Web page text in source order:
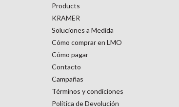
Products
KRAMER
Soluciones a Medida
Cómo comprar en LMO
Cómo pagar
Contacto
Campañas
Términos y condiciones
Política de Devolución